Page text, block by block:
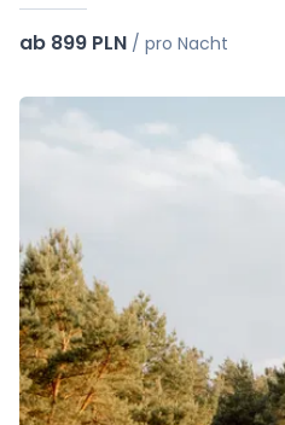
ab 899 PLN / pro Nacht